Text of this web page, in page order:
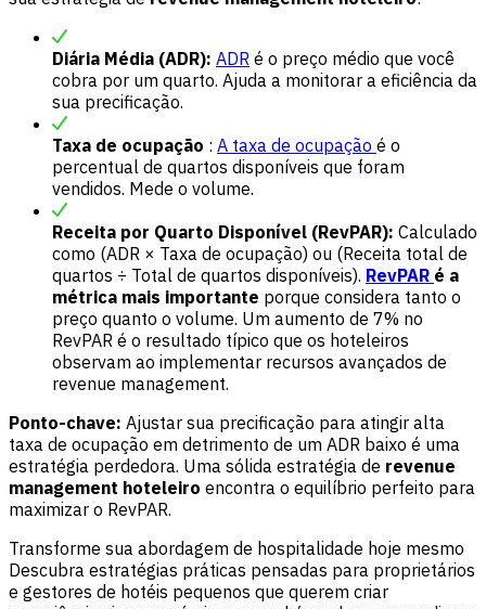
Diária Média (ADR): ADR é o preço médio que você
cobra por um quarto. Ajuda a monitorar a eficiência da
sua precificação.
Taxa de ocupação : A taxa de ocupação é o
percentual de quartos disponíveis que foram
vendidos. Mede o volume.
Receita por Quarto Disponível (RevPAR): Calculado
como (ADR × Taxa de ocupação) ou (Receita total de
quartos ÷ Total de quartos disponíveis). RevPAR é a
métrica mais importante porque considera tanto o
preço quanto o volume. Um aumento de 7% no
RevPAR é o resultado típico que os hoteleiros
observam ao implementar recursos avançados de
revenue management.
Ponto-chave: Ajustar sua precificação para atingir alta
taxa de ocupação em detrimento de um ADR baixo é uma
estratégia perdedora. Uma sólida estratégia de revenue
management hoteleiro encontra o equilíbrio perfeito para
maximizar o RevPAR.
Transforme sua abordagem de hospitalidade hoje mesmo
Descubra estratégias práticas pensadas para proprietários
e gestores de hotéis pequenos que querem criar